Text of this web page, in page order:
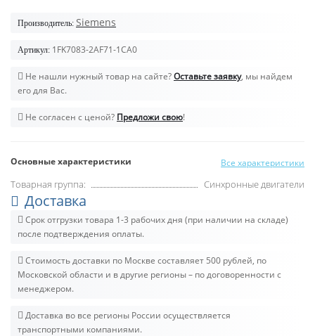
Производитель: Siemens
Артикул: 1FK7083-2AF71-1CA0
Не нашли нужный товар на сайте?Оставьте заявку, мы найдем
его для Вас.
Не согласен с ценой? Предложи свою!
Основные характеристики Все характеристики
Товарная группа: Синхронные двигатели
Доставка
Срок отгрузки товара 1-3 рабочих дня (при наличии на складе)
после подтверждения оплаты.
Стоимость доставки по Москве составляет 500 рублей, по
Московской области и в другие регионы – по договоренности с
менеджером.
Доставка во все регионы России осуществляется
транспортными компаниями.